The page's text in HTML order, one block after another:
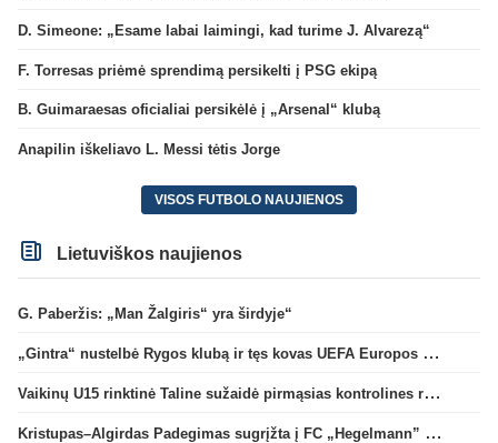
D. Simeone: „Esame labai laimingi, kad turime J. Alvarezą“
F. Torresas priėmė sprendimą persikelti į PSG ekipą
B. Guimaraesas oficialiai persikėlė į „Arsenal“ klubą
Anapilin iškeliavo L. Messi tėtis Jorge
VISOS FUTBOLO NAUJIENOS
Lietuviškos naujienos
G. Paberžis: „Man Žalgiris“ yra širdyje“
„Gintra“ nustelbė Rygos klubą ir tęs kovas UEFA Europos taurės atrankoje
Vaikinų U15 rinktinė Taline sužaidė pirmąsias kontrolines rungtynes
Kristupas–Algirdas Padegimas sugrįžta į FC „Hegelmann” B sudėtį